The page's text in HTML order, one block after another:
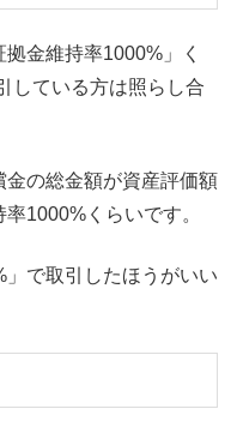
金維持率1000%」く
している方は照らし合
の総金額が資産評価額
1000%くらいです。
で取引したほうがいい